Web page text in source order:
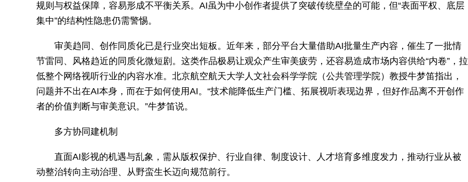
规则与权益保障，容易形成不平衡关系。AI虽为中小创作者提供了突破传统壁垒的可能，但“表面平权、底层
集中”的结构性隐患仍需警惕。
审美趋同、创作同质化已是行业突出短板。近年来，部分平台大量借助AI批量生产内容，催生了一批情
节雷同、风格趋近的同质化微短剧。这类作品极易让观众产生审美疲劳，还容易造成市场内容供给“内卷”，拉
低整个网络视听行业的内容水准。北京航空航天大学人文社会科学学院（公共管理学院）教授牛梦笛指出，
问题并不出在AI本身，而在于如何使用AI。“技术能降低生产门槛、拓展视听表现边界，但好作品离不开创作
者的价值判断与审美意识。”牛梦笛说。
多方协同建机制
直面AI影视的机遇与乱象，需从版权保护、行业自律、制度设计、人才培育多维度发力，推动行业从被
动整治转向主动治理、从野蛮生长迈向规范前行。